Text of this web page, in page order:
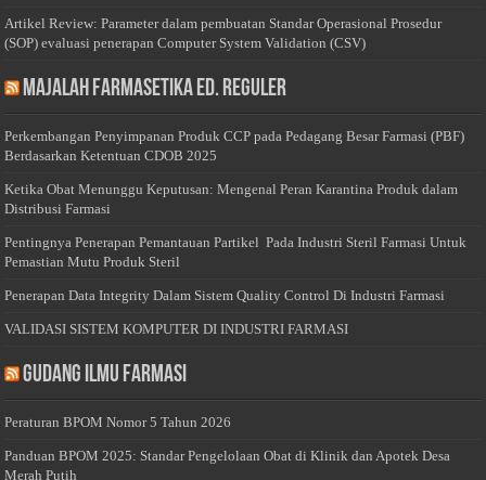
Artikel Review: Parameter dalam pembuatan Standar Operasional Prosedur
(SOP) evaluasi penerapan Computer System Validation (CSV)
Majalah Farmasetika Ed. Reguler
Perkembangan Penyimpanan Produk CCP pada Pedagang Besar Farmasi (PBF)
Berdasarkan Ketentuan CDOB 2025
Ketika Obat Menunggu Keputusan: Mengenal Peran Karantina Produk dalam
Distribusi Farmasi
Pentingnya Penerapan Pemantauan Partikel Pada Industri Steril Farmasi Untuk
Pemastian Mutu Produk Steril
Penerapan Data Integrity Dalam Sistem Quality Control Di Industri Farmasi
VALIDASI SISTEM KOMPUTER DI INDUSTRI FARMASI
Gudang Ilmu Farmasi
Peraturan BPOM Nomor 5 Tahun 2026
Panduan BPOM 2025: Standar Pengelolaan Obat di Klinik dan Apotek Desa
Merah Putih